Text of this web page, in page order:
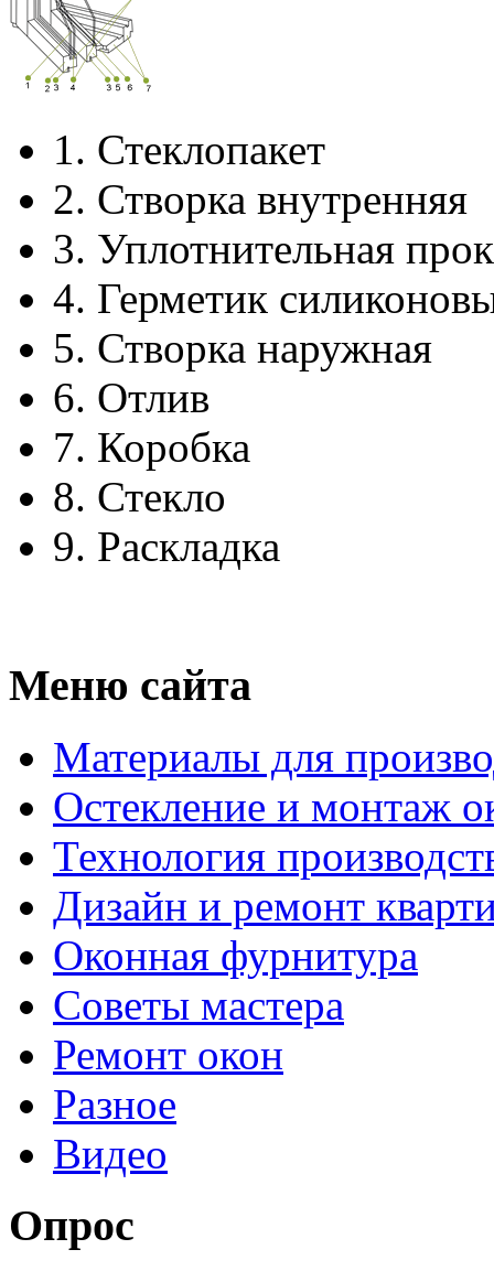
1. Стеклопакет
2. Створка внутренняя
3. Уплотнительная
4. Герметик
5. Створка наружная
6. Отлив
7. Коробка
8. Стекло
9. Раскладка
Меню сайта
Материалы для
Остекление и монтаж
Технология
Дизайн и ремонт
Оконная фурнитура
Советы мастера
Ремонт окон
Разное
Видео
Опрос